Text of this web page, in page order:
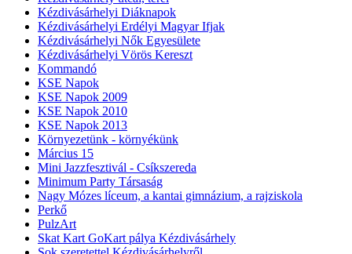
Kézdivásárhelyi Diáknapok
Kézdivásárhelyi Erdélyi Magyar Ifjak
Kézdivásárhelyi Nők Egyesülete
Kézdivásárhelyi Vörös Kereszt
Kommandó
KSE Napok
KSE Napok 2009
KSE Napok 2010
KSE Napok 2013
Környezetünk - környékünk
Március 15
Mini Jazzfesztivál - Csíkszereda
Minimum Party Társaság
Nagy Mózes líceum, a kantai gimnázium, a rajziskola
Perkő
PulzArt
Skat Kart GoKart pálya Kézdivásárhely